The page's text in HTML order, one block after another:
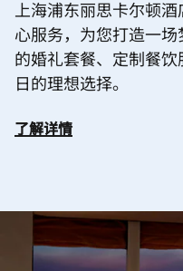
上海浦东丽思卡尔顿
心服务，为您打造一
的婚礼套餐、定制餐
日的理想选择。
了解详情